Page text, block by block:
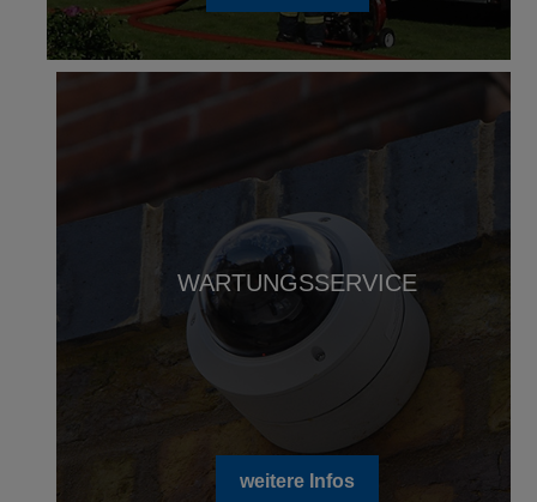
WARTUNGSSERVICE
weitere Infos